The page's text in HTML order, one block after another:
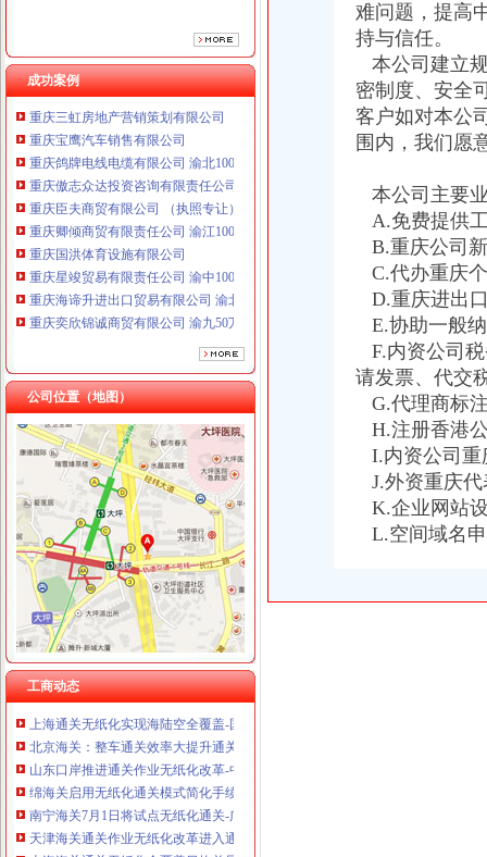
成功案例
重庆海谛升进出口贸易有限公司 渝北100万 （进出口权）
重庆奕欣锦诚商贸有限公司 渝九50万 （工商注册）
重庆信同广告有限公司 渝沙50万 （工商注册）
重庆三虹房地产营销策划有限公司
重庆宝鹰汽车销售有限公司
重庆鸽牌电线电缆有限公司 渝北10010万 (进出口权)
重庆傲志众达投资咨询有限责任公司 渝九1000万 （增资）
重庆臣夫商贸有限公司 （执照专让）
重庆卿倾商贸有限责任公司 渝江100万 （工商注册）
重庆国洪体育设施有限公司
重庆星竣贸易有限责任公司 渝中100万 （进出口权）
重庆海谛升进出口贸易有限公司 渝北100万 （进出口权）
重庆奕欣锦诚商贸有限公司 渝九50万 （工商注册）
重庆信同广告有限公司 渝沙50万 （工商注册）
重庆三虹房地产营销策划有限公司
重庆宝鹰汽车销售有限公司
公司位置（地图）
工商动态
海关无纸化签约
山东口岸推进通关作业无纸化改革-中国金融信息网
我市企业减免所得税3.76亿元-拍拍贷官网_中国领先互联网金融P2P网
安徽池州海关无纸化通关改革九月底启动-百分百物流网
广东4海关试点无纸化通关快一分钟-无纸化,单证,通关手续,海
天津海关通关无纸化改革企业“即到即签”受益多_中国经济网——国
海关无纸化通关范围扩大,我市近万企业受惠·台州商报
【广东新闻】广东4海关试点无纸化通关快一分钟_在昨日举行_宝宝树
枫叶鱼：深圳海关对于通关无纸
上海通关无纸化实现海陆空全覆盖-国内经济新闻-好买基金网
北京海关：整车通关效率大提升通关作业无纸化全覆盖-新闻快讯-中
山东口岸推进通关作业无纸化改革-中国金融信息网
绵海关启用无纸化通关模式简化手续提高效率_四川在线
南宁海关7月1日将试点无纸化通关-广西新闻网
天津海关通关作业无纸化改革进入通关读秒时代_中国经济网——国家
上海海关通关无纸化全覆盖日均单量超过3万份-拓荒族
难问题，提高
持与信任。
本公司建立
密制度、安全
客户如对本公
围内，我们愿
本公司主要
A.免费提供
B.重庆公司
C.代办重庆
D.重庆进出
E.协助一般
F.内资公司
请发票、代交
G.代理商标
H.注册香港
I.内资公司重
J.外资重庆代
K.企业网站
L.空间域名